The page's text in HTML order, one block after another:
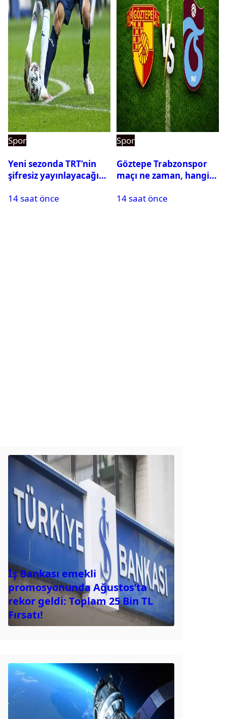
Spor
Yeni sezonda TRT’nin
şifresiz yayınlayacağı
14 saat önce
Spor
Göztepe Trabzonspor
maçı ne zaman, hangi
oynayacak mı?
14 saat önce
İş Bankası emekli
promosyonunda Ağustos’ta
rekor geldi: Toplam 25 Bin TL
Fırsatı!